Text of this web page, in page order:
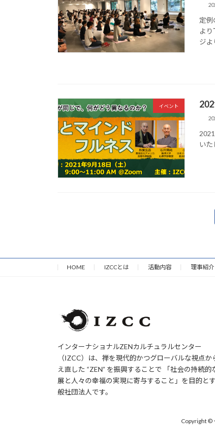
定例
よ
ジ
イベント
いた
ナ
ビ
ー
シ
ョ
ン
HOME IZCCとは 活動内容 理事紹介
インターナショナルZENカルチュラルセンター
（IZCC）は、禅を現代的かつグローバルな視点か
え直した “ZEN” を振興することで 「社会の持続的
展と人々の幸福の実現に寄与すること」を目的と
般社団法人です。
Copyright ©